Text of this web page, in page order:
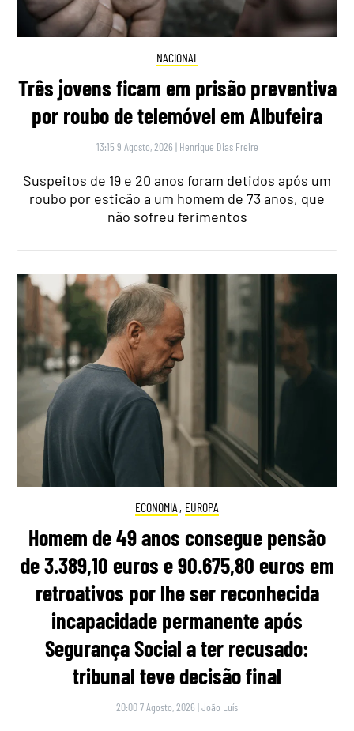
NACIONAL
Três jovens ficam em prisão preventiva
por roubo de telemóvel em Albufeira
13:15 9 Agosto, 2026 | Henrique Dias Freire
Suspeitos de 19 e 20 anos foram detidos após um
roubo por esticão a um homem de 73 anos, que
não sofreu ferimentos
ECONOMIA , EUROPA
Homem de 49 anos consegue pensão
de 3.389,10 euros e 90.675,80 euros em
retroativos por lhe ser reconhecida
incapacidade permanente após
Segurança Social a ter recusado:
tribunal teve decisão final
20:00 7 Agosto, 2026 |João Luís